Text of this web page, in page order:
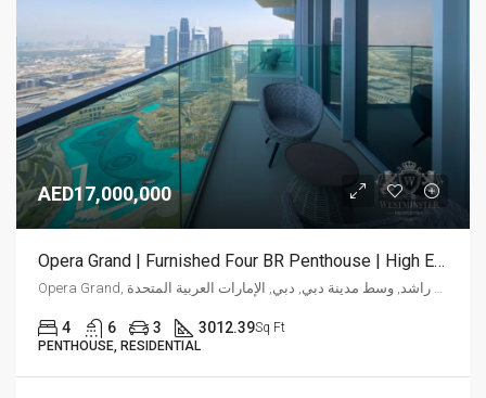
AED17,000,000
Opera Grand | Furnished Four BR Penthouse | High End
Opera Grand, شارع الشيخ محمد بن راشد, وسط مدينة دبي, دبي, الإمارات العربية المتحدة
4 6 3 3012.39Sq Ft
PENTHOUSE, RESIDENTIAL